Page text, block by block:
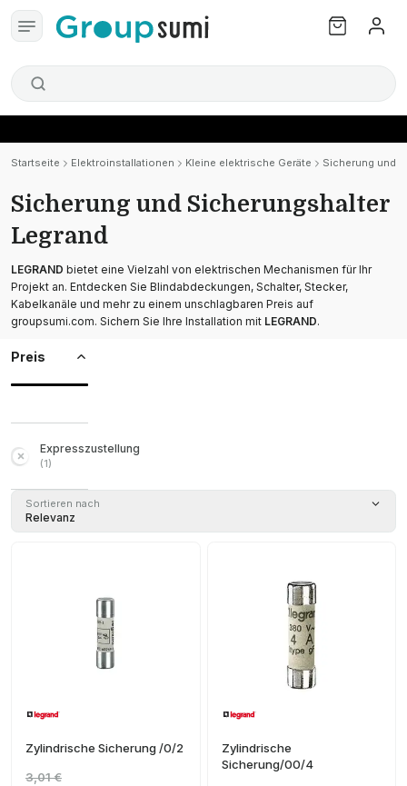
Startseite Elektroinstallationen Kleine elektrische Geräte Sicherung und
Sicherung und Sicherungshalter
Legrand
LEGRAND bietet eine Vielzahl von elektrischen Mechanismen für Ihr
Projekt an. Entdecken Sie Blindabdeckungen, Schalter, Stecker,
Kabelkanäle und mehr zu einem unschlagbaren Preis auf
groupsumi.com. Sichern Sie Ihre Installation mit LEGRAND.
Preis
Expresszustellung
(1)
Sortieren nach
Relevanz
Zylindrische Sicherung /0/2
3,01 €
Zylindrische
Sicherung/00/4